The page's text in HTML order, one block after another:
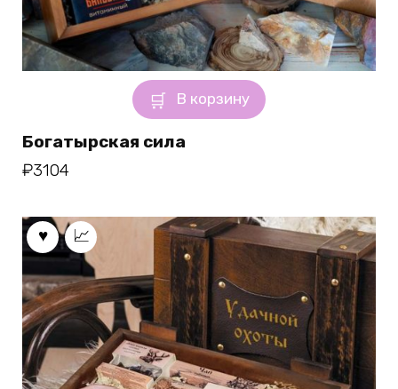
В корзину
Богатырская сила
₽3104